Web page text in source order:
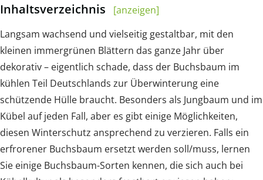
Inhaltsverzeichnis
[anzeigen]
Langsam wachsend und vielseitig gestaltbar, mit den
kleinen immergrünen Blättern das ganze Jahr über
dekorativ – eigentlich schade, dass der Buchsbaum im
kühlen Teil Deutschlands zur Überwinterung eine
schützende Hülle braucht. Besonders als Jungbaum und im
Kübel auf jeden Fall, aber es gibt einige Möglichkeiten,
diesen Winterschutz ansprechend zu verzieren. Falls ein
erfrorener Buchsbaum ersetzt werden soll/muss, lernen
Sie einige Buchsbaum-Sorten kennen, die sich auch bei